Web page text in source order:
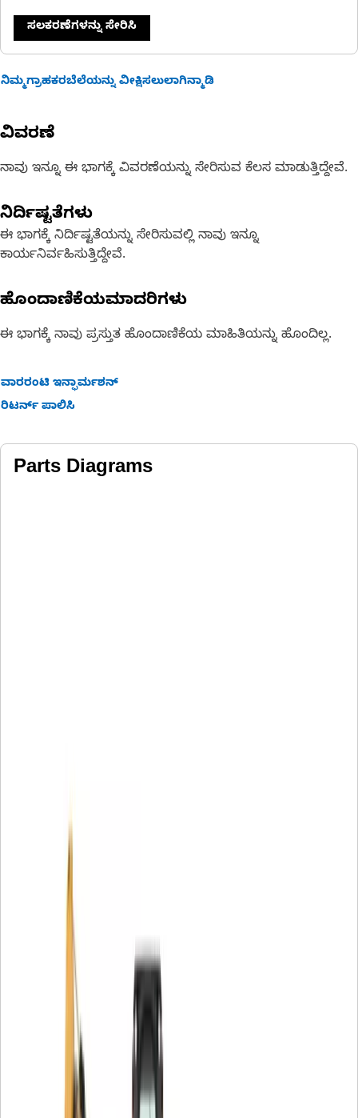
ಸಲಕರಣೆಗಳನ್ನು ಸೇರಿಸಿ
ನಿಮ್ಮಗ್ರಾಹಕರಬೆಲೆಯನ್ನು ವೀಕ್ಷಿಸಲುಲಾಗಿನ್ಮಾಡಿ
ವಿವರಣೆ
ನಾವು ಇನ್ನೂ ಈ ಭಾಗಕ್ಕೆ ವಿವರಣೆಯನ್ನು ಸೇರಿಸುವ ಕೆಲಸ ಮಾಡುತ್ತಿದ್ದೇವೆ.
ನಿರ್ದಿಷ್ಟತೆಗಳು
ಈ ಭಾಗಕ್ಕೆ ನಿರ್ದಿಷ್ಟತೆಯನ್ನು ಸೇರಿಸುವಲ್ಲಿ ನಾವು ಇನ್ನೂ
ಕಾರ್ಯನಿರ್ವಹಿಸುತ್ತಿದ್ದೇವೆ.
ಹೊಂದಾಣಿಕೆಯಮಾದರಿಗಳು
ಈ ಭಾಗಕ್ಕೆ ನಾವು ಪ್ರಸ್ತುತ ಹೊಂದಾಣಿಕೆಯ ಮಾಹಿತಿಯನ್ನು ಹೊಂದಿಲ್ಲ.
ವಾರರಂಟಿ ಇನ್ಫಾರ್ಮಶನ್
ರಿಟರ್ನ್ ಪಾಲಿಸಿ
Parts Diagrams